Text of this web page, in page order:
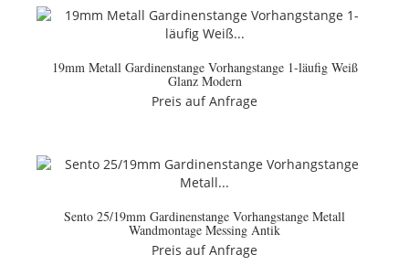
19mm Metall Gardinenstange Vorhangstange 1-läufig Weiß
Glanz Modern
Preis auf Anfrage
Sento 25/19mm Gardinenstange Vorhangstange Metall
Wandmontage Messing Antik
Preis auf Anfrage